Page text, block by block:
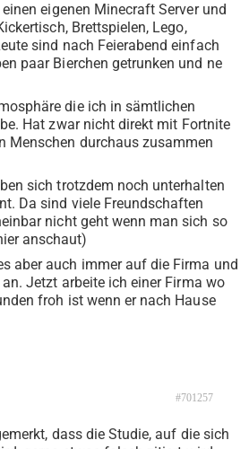
eigenen Minecraft Server und
Brettspielen, Lego,
sind nach Feierabend einfach
paar Bierchen getrunken und ne
die ich in sämtlichen
Hat zwar nicht direkt mit Fortnite
Menschen durchaus zusammen
sich trotzdem noch unterhalten
Da sind viele Freundschaften
nicht geht wenn man sich so
anschaut)
aber auch immer auf die Firma und
Jetzt arbeite ich einer Firma wo
froh ist wenn er nach Hause
#701257
dass die Studie, auf die sich